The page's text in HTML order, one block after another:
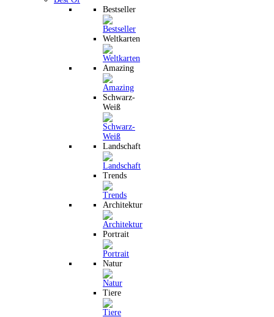
Bestseller
Weltkarten
Amazing
Schwarz-
Weiß
Landschaft
Trends
Architektur
Portrait
Natur
Tiere